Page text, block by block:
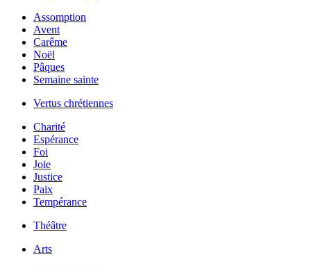
Assomption
Avent
Carême
Noël
Pâques
Semaine sainte
Vertus chrétiennes
Charité
Espérance
Foi
Joie
Justice
Paix
Tempérance
Théâtre
Arts